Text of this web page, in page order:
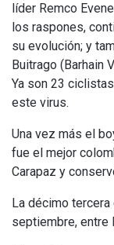
líder Remco
los raspones,
su evolución; y
Buitrago (Barhain
Ya son 23
este virus.
Una vez más el
fue el mejor
Carapaz y
La décimo
septiembre, entre